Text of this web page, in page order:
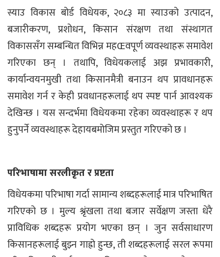
स्याउ विकास बोर्ड विधेयक, २०८३ मा स्याउको उत्पादन,
बजारीकरण, प्रशोधन, किसान संरक्षण तथा संस्थागत
विकाससँग सम्बन्धित विभिन्न महŒवपूर्ण व्यवस्थाहरू समावेश
गरिएका छन् । तथापि, विधेयकलाई अझ प्रभावकारी,
कार्यान्वयनमुखी तथा किसानमैत्री बनाउन थप प्रावधानहरू
समावेश गर्न र केही प्रवधानहरूलाई थप स्पष्ट पार्न आवश्यक
देखिन्छ । यस सन्दर्भमा विधेयकमा रहेका व्यवस्थाहरू र थप
हुनुपर्ने व्यवस्थाहरू देहायबमोजिम प्रस्तुत गरिएको छ ।
परिभाषामा सरलीकृत र प्रष्टता
विधेयकमा परिभाषा गर्दा सामान्य शब्दहरूलाई मात्र परिभाषित
गरिएको छ । मुल्य श्रृंखला तथा बजार सर्वेक्षण जस्ता धेरै
प्राविधिक शब्दहरू प्रयोग भएका छन् । जुन सर्वसाधारण
किसानहरूलाई बुझ्न गाह्रो हुन्छ, ती शब्दहरूलाई सरल रूपमा